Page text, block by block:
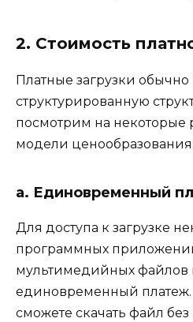
2. Стоимость
Платные загрузки
структурированную
посмотрим на некоторые
модели ценообразования:
а. Единовременный
Для доступа к загрузке
программных
мультимедийных файлов
единовременный платеж.
сможете скачать файл